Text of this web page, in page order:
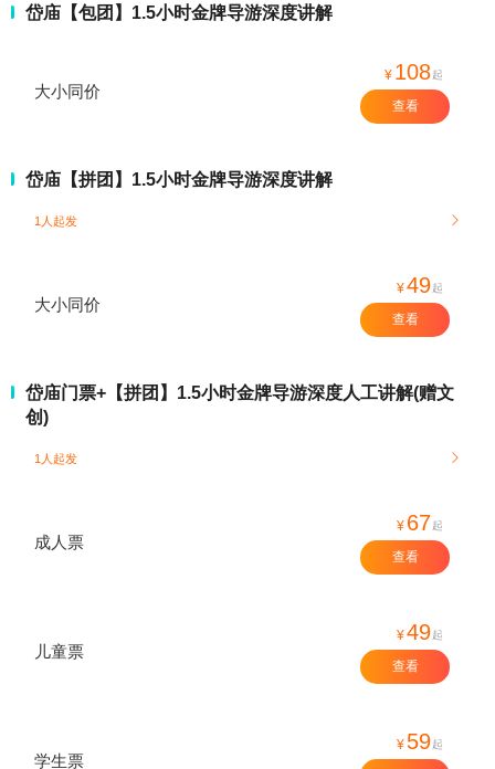
岱庙【包团】1.5小时金牌导游深度讲解
大小同价
¥ 108起
查看
岱庙【拼团】1.5小时金牌导游深度讲解
1人起发 
大小同价
¥49起
查看
岱庙门票+【拼团】1.5小时金牌导游深度人工讲解(赠文
创)
1人起发 
成人票
¥ 67起
查看
儿童票
¥49起
查看
学生票
¥ 59起